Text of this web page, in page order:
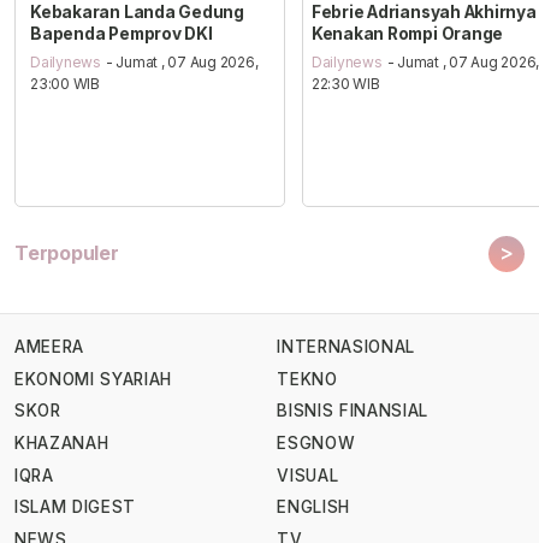
Kebakaran Landa Gedung
Bapenda Pemprov DKI
Dailynews - Jumat , 07 Aug 2026,
23:00 WIB
Febrie Adriansyah Akhirnya
Kenakan Rompi Orange
Dailynews - Jumat , 07 Aug 2026,
22:30 WIB
Terpopuler >
AMEERA
EKONOMI SYARIAH
SKOR
KHAZANAH
IQRA
ISLAM DIGEST
INTERNASIONAL
TEKNO
BISNIS FINANSIAL
ESGNOW
VISUAL
ENGLISH